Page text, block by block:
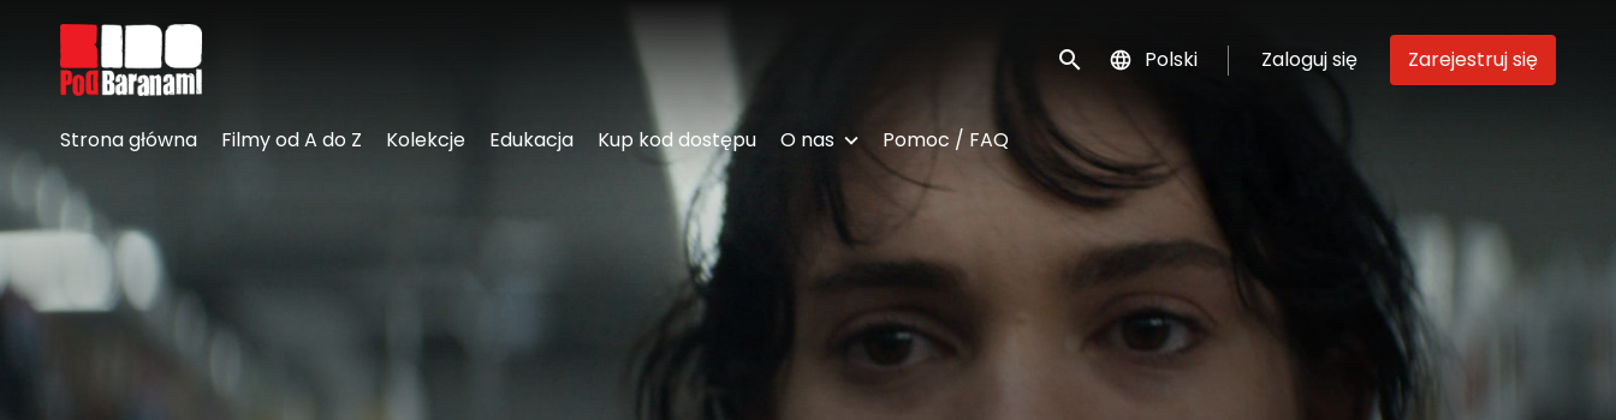
Linki ułatwień dostępu
Wyszukaj Polski Zaloguj się Zarejestruj się
Strona główna Filmy od A do Z Kolekcje Edukacja Kup kod dostępu O nas Pomoc / FAQ